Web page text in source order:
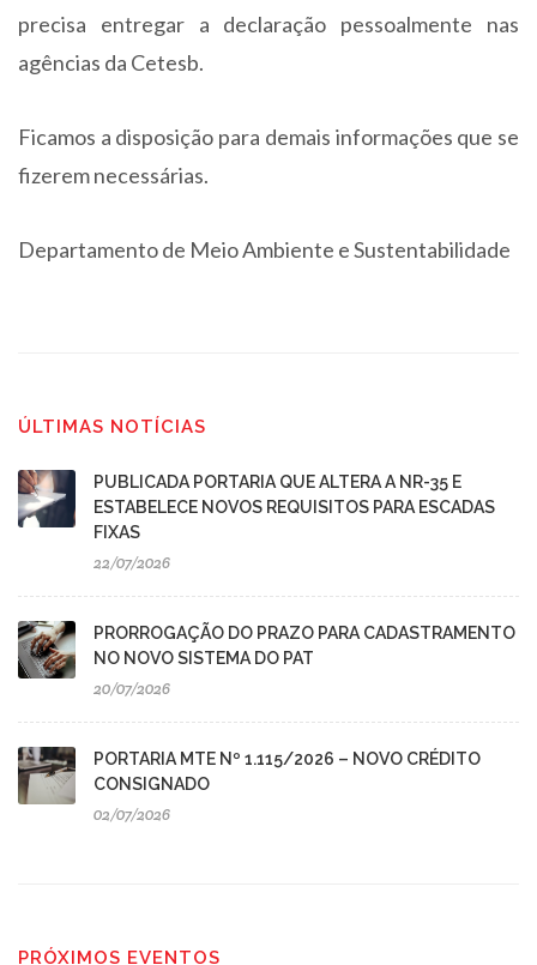
precisa entregar a declaração pessoalmente nas
agências da Cetesb.
Ficamos a disposição para demais informações que se
fizerem necessárias.
Departamento de Meio Ambiente e Sustentabilidade
ÚLTIMAS NOTÍCIAS
PUBLICADA PORTARIA QUE ALTERA A NR-35 E
ESTABELECE NOVOS REQUISITOS PARA ESCADAS
FIXAS
22/07/2026
PRORROGAÇÃO DO PRAZO PARA CADASTRAMENTO
NO NOVO SISTEMA DO PAT
20/07/2026
PORTARIA MTE Nº 1.115/2026 – NOVO CRÉDITO
CONSIGNADO
02/07/2026
PRÓXIMOS EVENTOS